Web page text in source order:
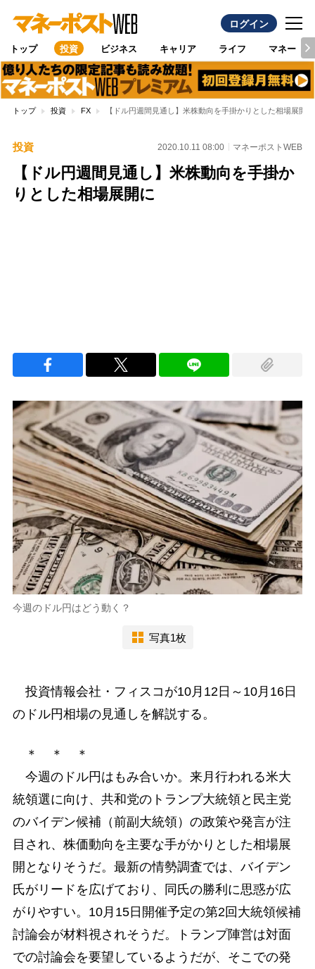
ログイン
トップ 投資 ビジネス キャリア ライフ マネー
トップ 投資 FX 【ドル円週間見通し】米株動向を手掛かりとした相場展開に
投資 2020.10.11 08:00 マネーポストWEB
【ドル円週間見通し】米株動向を手掛か
りとした相場展開に
今週のドル円はどう動く？
写真1枚
投資情報会社・フィスコが10月12日～10月16日
のドル円相場の見通しを解説する。
＊ ＊ ＊
今週のドル円はもみ合いか。来月行われる米大
統領選に向け、共和党のトランプ大統領と民主党
のバイデン候補（前副大統領）の政策や発言が注
目され、株価動向を主要な手がかりとした相場展
開となりそうだ。最新の情勢調査では、バイデン
氏がリードを広げており、同氏の勝利に思惑が広
がりやすい。10月15日開催予定の第2回大統領候補
討論会が材料視されそうだ。トランプ陣営は対面
での討論会を要望しているようだが、そこでの発